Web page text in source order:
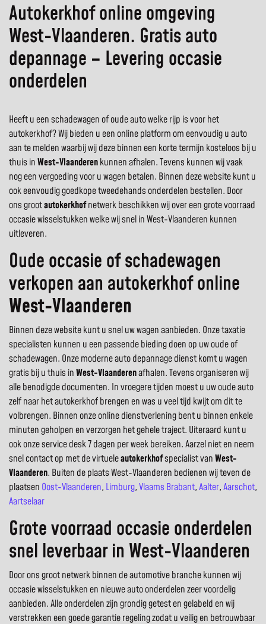
Autokerkhof online omgeving
West-Vlaanderen. Gratis auto
depannage – Levering occasie
onderdelen
Heeft u een schadewagen of oude auto welke rijp is voor het
autokerkhof? Wij bieden u een online platform om eenvoudig u auto
aan te melden waarbij wij deze binnen een korte termijn kosteloos bij u
thuis inWest-Vlaanderenkunnen afhalen. Tevens kunnen wij vaak
nog een vergoeding voor u wagen betalen. Binnen deze website kunt u
ook eenvoudig goedkope tweedehands onderdelen bestellen. Door
ons grootautokerkhofnetwerk beschikken wij over een grote voorraad
occasie wisselstukken welke wij snel in West-Vlaanderen kunnen
uitleveren.
Oude occasie of schadewagen
verkopen aan autokerkhof online
West-Vlaanderen
Binnen deze website kunt u snel uw wagen aanbieden. Onze taxatie
specialisten kunnen u een passende bieding doen op uw oude of
schadewagen. Onze moderne auto depannage dienst komt u wagen
gratis bij u thuis inWest-Vlaanderenafhalen. Tevens organiseren wij
alle benodigde documenten. In vroegere tijden moest u uw oude auto
zelf naar het autokerkhof brengen en was u veel tijd kwijt om dit te
volbrengen. Binnen onze online dienstverlening bent u binnen enkele
minuten geholpen en verzorgen het gehele traject. Uiteraard kunt u
ook onze service desk 7 dagen per week bereiken. Aarzel niet en neem
snel contact op met de virtueleautokerkhofspecialist vanWest-
Vlaanderen. Buiten de plaats West-Vlaanderen bedienen wij teven de
plaatsen Oost-Vlaanderen, Limburg,Vlaams Brabant,Aalter,Aarschot,
Aartselaar
Grote voorraad occasie onderdelen
snel leverbaar in West-Vlaanderen
Door ons groot netwerk binnen de automotive branche kunnen wij
occasie wisselstukken en nieuwe auto onderdelen zeer voordelig
aanbieden. Alle onderdelen zijn grondig getest en gelabeld en wij
verstrekken een goede garantie regeling zodat u veilig en betrouwbaar